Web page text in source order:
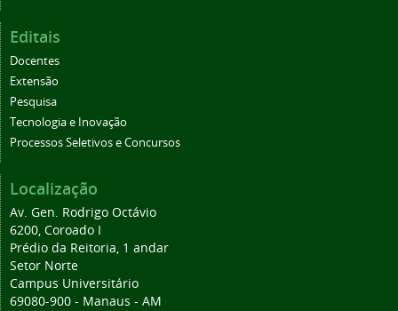
Editais
Docentes
Extensão
Pesquisa
Tecnologia e Inovação
Processos Seletivos e Concursos
Localização
Av. Gen. Rodrigo Octávio
6200, Coroado I
Prédio da Reitoria, 1 andar
Setor Norte
Campus Universitário
69080-900 - Manaus - AM